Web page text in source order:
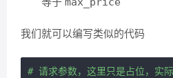
等于
我们就可以编写类似的代码
# 请求参数，这里只是占位，实